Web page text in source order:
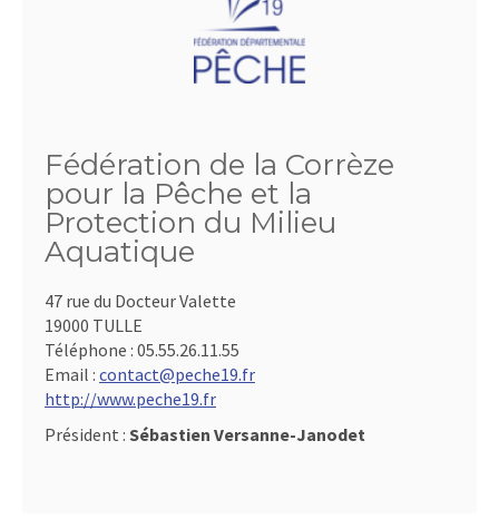
Fédération de la Corrèze
pour la Pêche et la
Protection du Milieu
Aquatique
47 rue du Docteur Valette
19000 TULLE
Téléphone : 05.55.26.11.55
Email : contact@peche19.fr
http://www.peche19.fr
Président : Sébastien Versanne-Janodet